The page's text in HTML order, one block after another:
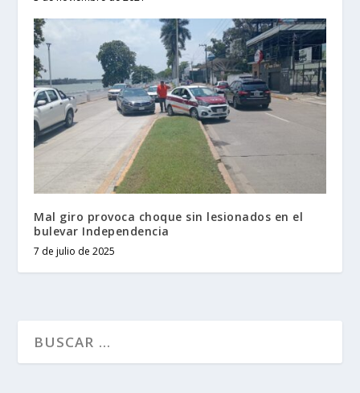
Mal giro provoca choque sin lesionados en el
bulevar Independencia
7 de julio de 2025